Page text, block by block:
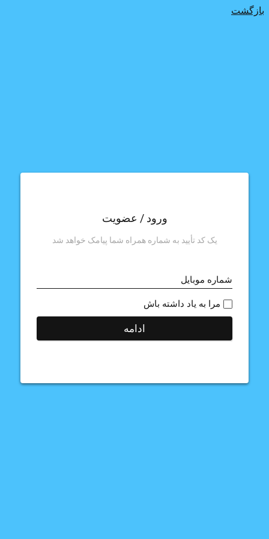
بازگشت
ورود / عضویت
یک کد تأیید به شماره همراه شما پیامک خواهد شد
شماره موبایل
مرا به یاد داشته باش
ادامه